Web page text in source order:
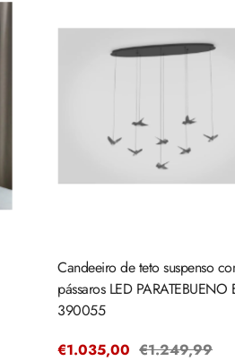
Candeeiro de teto suspenso
pássaros LED PARATEBUENO
390055
Preço
€1.035,00 Preço
€1.249,99